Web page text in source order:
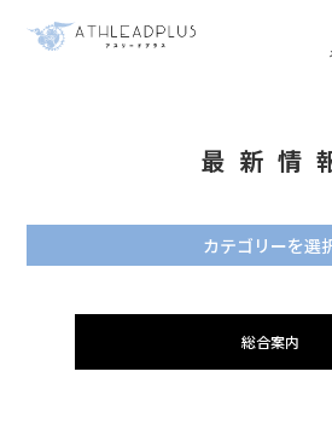
最新情
カテゴリーを選
総合案内